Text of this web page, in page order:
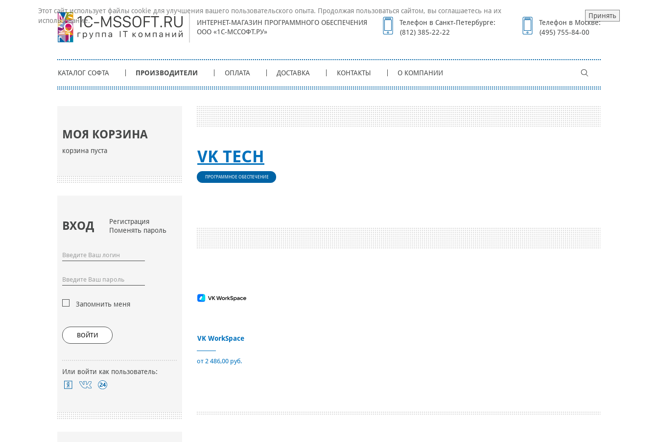
ИНТЕРНЕТ-МАГАЗИН ПРОГРАММНОГО ОБЕСПЕЧЕНИЯ
ООО «1С-МССОФТ.РУ»
Телефон в Санкт-Петербурге:
(812) 385-22-22
Телефон в Москве:
(495) 755-84-00
КАТАЛОГ СОФТА ПРОИЗВОДИТЕЛИ ОПЛАТА ДОСТАВКА КОНТАКТЫ О КОМПАНИИ
МОЯ КОРЗИНА
корзина пуста
ВХОД
Регистрация
Поменять пароль
Запомнить меня
ВОЙТИ
Или войти как пользователь:
VK TECH
ПРОГРАММНОЕ ОБЕСПЕЧЕНИЕ
VK WorkSpace
от 2 486,00 руб.
Этот сайт использует файлы cookie для улучшения вашего пользовательского опыта. Продолжая пользоваться сайтом, вы соглашаетесь на их
использование.
Принять